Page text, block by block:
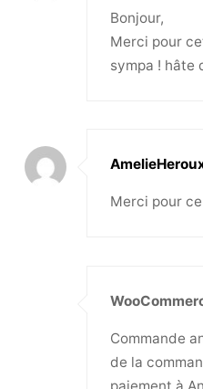
Bonjour,
Merci pour
sympa ! hâte
Merci pour
Commande
de la